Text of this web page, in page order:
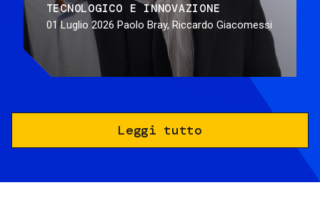
TECNOLOGICO E INNOVAZIONE
01 Luglio 2026 Paolo Bray, Riccardo Giacomessi
Leggi tutto